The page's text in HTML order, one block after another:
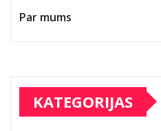
Par mums
KATEGORIJAS